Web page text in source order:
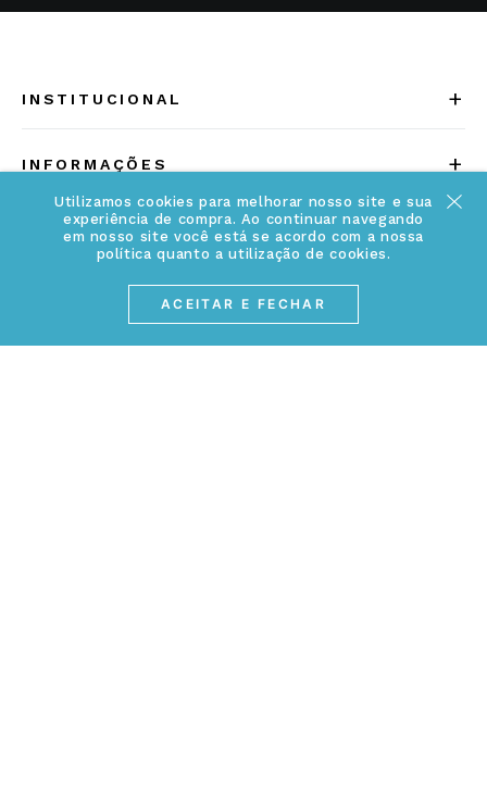
Utilizamos cookies para melhorar nosso site e sua
experiência de compra. Ao continuar navegando
em nosso site você está se acordo com a nossa
política quanto a utilização de cookies.
ACEITAR E FECHAR
INSTITUCIONAL +
Fale Conosco
INFORMAÇÕES +
Cuidados Especiais
Política de Troca e Devolução